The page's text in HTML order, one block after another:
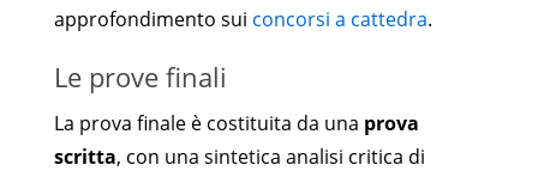
approfondimento sui concorsi a cattedra.
Le prove finali
La prova finale è costituita da una prova
scritta, con una sintetica analisi critica di